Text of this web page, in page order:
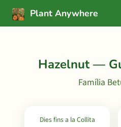
Plant Anywhere
Hazelnut —
Família
Dies fins a la Collita